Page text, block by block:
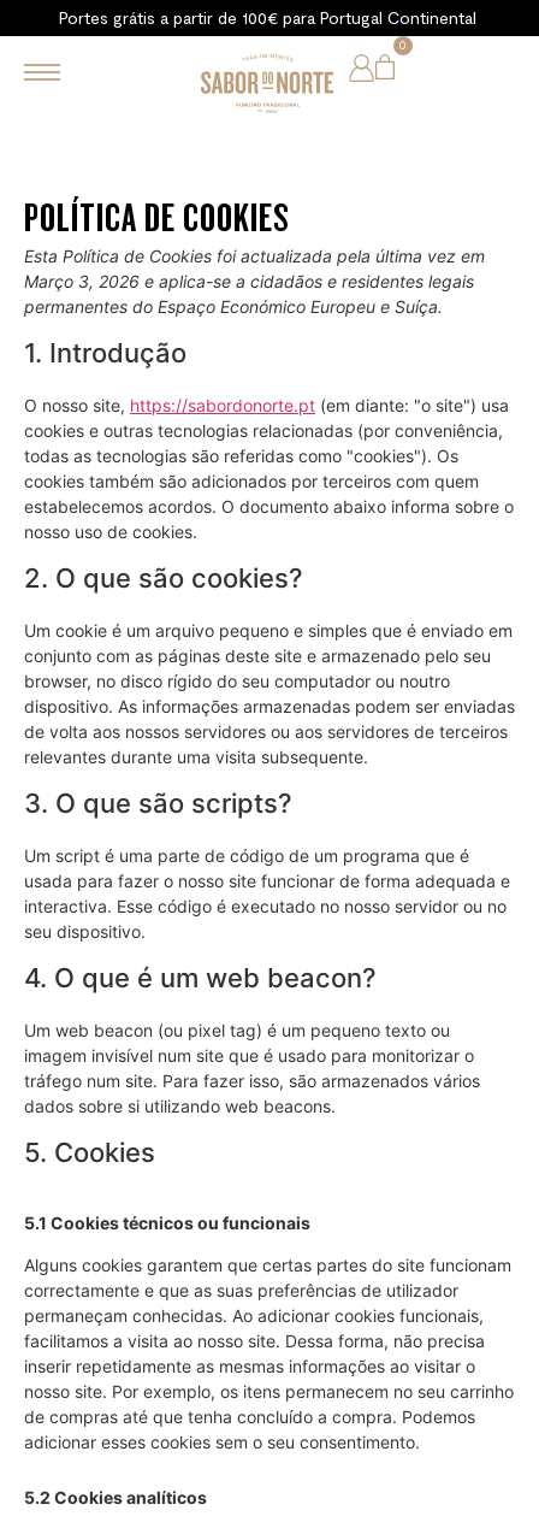
Portes grátis a partir de 100€ para Portugal Continental
0
POLÍTICA DE COOKIES
Esta Política de Cookies foi actualizada pela última vez em
Março 3, 2026 e aplica-se a cidadãos e residentes legais
permanentes do Espaço Económico Europeu e Suíça.
1. Introdução
O nosso site, https://sabordonorte.pt (em diante: "o site") usa
cookies e outras tecnologias relacionadas (por conveniência,
todas as tecnologias são referidas como "cookies"). Os
cookies também são adicionados por terceiros com quem
estabelecemos acordos. O documento abaixo informa sobre o
nosso uso de cookies.
2. O que são cookies?
Um cookie é um arquivo pequeno e simples que é enviado em
conjunto com as páginas deste site e armazenado pelo seu
browser, no disco rígido do seu computador ou noutro
dispositivo. As informações armazenadas podem ser enviadas
de volta aos nossos servidores ou aos servidores de terceiros
relevantes durante uma visita subsequente.
3. O que são scripts?
Um script é uma parte de código de um programa que é
usada para fazer o nosso site funcionar de forma adequada e
interactiva. Esse código é executado no nosso servidor ou no
seu dispositivo.
4. O que é um web beacon?
Um web beacon (ou pixel tag) é um pequeno texto ou
imagem invisível num site que é usado para monitorizar o
tráfego num site. Para fazer isso, são armazenados vários
dados sobre si utilizando web beacons.
5. Cookies
5.1 Cookies técnicos ou funcionais
Alguns cookies garantem que certas partes do site funcionam
correctamente e que as suas preferências de utilizador
permaneçam conhecidas. Ao adicionar cookies funcionais,
facilitamos a visita ao nosso site. Dessa forma, não precisa
inserir repetidamente as mesmas informações ao visitar o
nosso site. Por exemplo, os itens permanecem no seu carrinho
de compras até que tenha concluído a compra. Podemos
adicionar esses cookies sem o seu consentimento.
5.2 Cookies analíticos